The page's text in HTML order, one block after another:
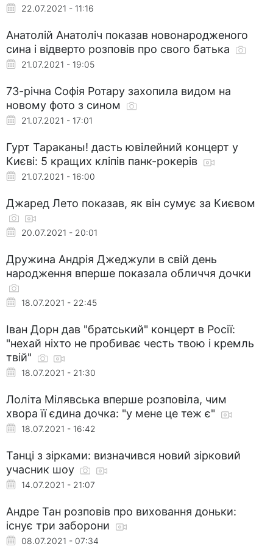
22.07.2021 - 11:16
Анатолій Анатоліч показав новонародженого
сина і відверто розповів про свого батька
21.07.2021 - 19:05
73-річна Софія Ротару захопила видом на
новому фото з сином
21.07.2021 - 17:01
Гурт Тараканы! дасть ювілейний концерт у
Києві: 5 кращих кліпів панк-рокерів
21.07.2021 - 16:00
Джаред Лето показав, як він сумує за Києвом
20.07.2021 - 20:01
Дружина Андрія Джеджули в свій день
народження вперше показала обличчя дочки
18.07.2021 - 22:45
Іван Дорн дав "братський" концерт в Росії:
"нехай ніхто не пробиває честь твою і кремль
твій"
18.07.2021 - 21:30
Лоліта Мілявська вперше розповіла, чим
хвора її єдина дочка: "у мене це теж є"
18.07.2021 - 16:42
Танці з зірками: визначився новий зірковий
учасник шоу
14.07.2021 - 21:07
Андре Тан розповів про виховання доньки:
існує три заборони
08.07.2021 - 07:34